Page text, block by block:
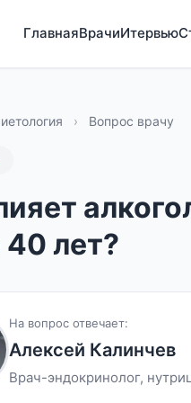
ГлавнаяВрачиИтервью
› Вопрос врачу
40 лет?
На вопрос отвечает:
Алексей Калинчев
Врач-эндокринолог,